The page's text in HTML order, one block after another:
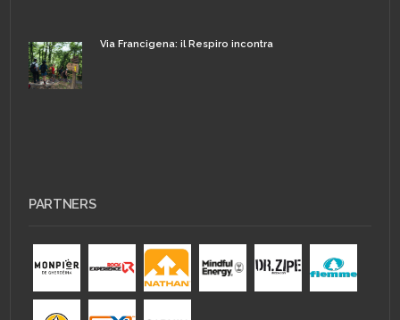
Via Francigena: il Respiro incontra
PARTNERS